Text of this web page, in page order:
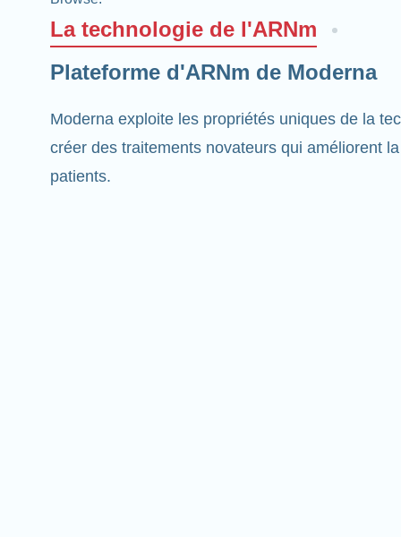
La technologie de l'ARNm
Plateforme d'ARNm de Moderna
Moderna exploite les propriétés uniques de la
créer des traitements novateurs qui améliorent
patients.